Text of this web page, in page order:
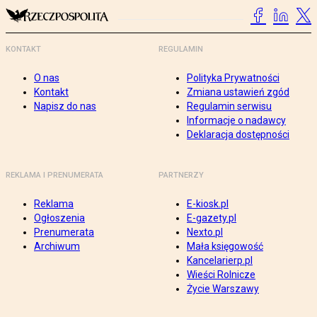
KONTAKT
O nas
Kontakt
Napisz do nas
REGULAMIN
Polityka Prywatności
Zmiana ustawień zgód
Regulamin serwisu
Informacje o nadawcy
Deklaracja dostępności
REKLAMA I PRENUMERATA
Reklama
Ogłoszenia
Prenumerata
Archiwum
PARTNERZY
E-kiosk.pl
E-gazety.pl
Nexto.pl
Mała księgowość
Kancelarierp.pl
Wieści Rolnicze
Życie Warszawy